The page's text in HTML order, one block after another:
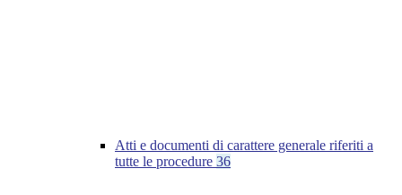
Atti e documenti di carattere generale riferiti a
tutte le procedure 36